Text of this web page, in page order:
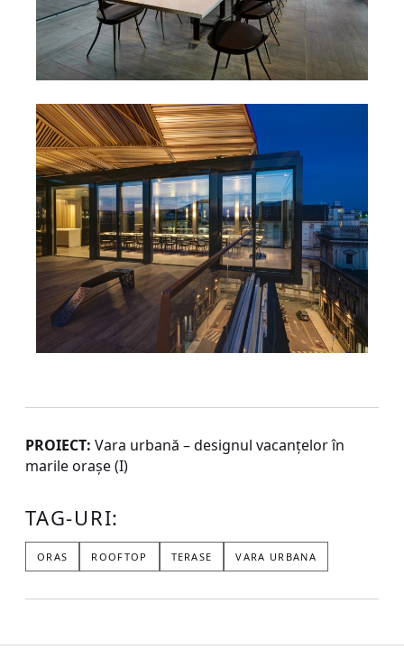
PROIECT: Vara urbană – designul vacanțelor în
marile orașe (I)
TAG-URI:
ORAS ROOFTOP TERASE VARA URBANA